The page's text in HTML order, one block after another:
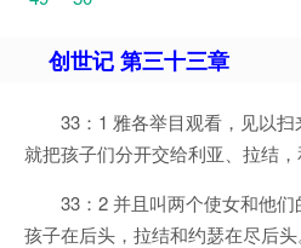
创世记 第三十三章
33：1 雅各举目观看，见以
就把孩子们分开交给利亚、拉结，
33：2 并且叫两个使女和他
孩子在后头，拉结和约瑟在尽后头